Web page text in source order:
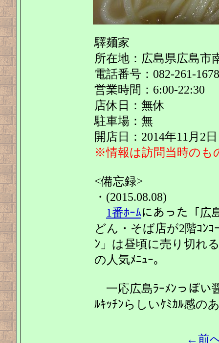
驛麺家
所在地：広島県広島市
電話番号：082-261-1678
営業時間：6:00-22:30
店休日：無休
駐車場：無
開店日：2014年11月2日
※情報は訪問当時のも
<備忘録>
・(2015.08.08)
1番ﾎｰﾑにあった「広
どん・そば店が2階ｺﾝ
ﾝ」は昼頃に売り切れ
の人気ﾒﾆｭｰ。
一応広島ﾗｰﾒﾝっぽい
ﾙｷｯﾁﾝらしいｹﾐｶﾙ感の
←前